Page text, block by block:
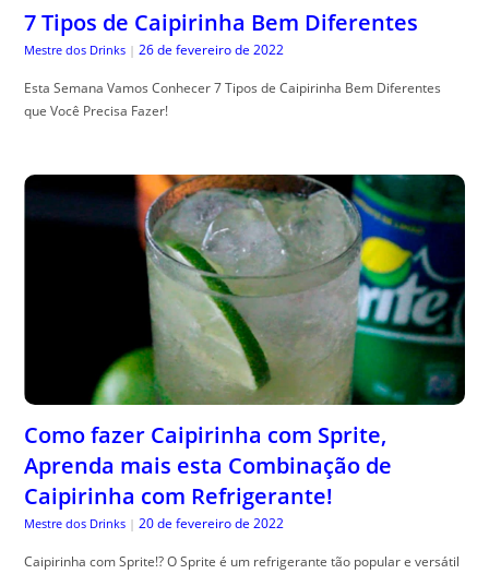
7 Tipos de Caipirinha Bem Diferentes
Mestre dos Drinks | 26 de fevereiro de 2022
Esta Semana Vamos Conhecer 7 Tipos de Caipirinha Bem Diferentes
que Você Precisa Fazer!
Como fazer Caipirinha com Sprite,
Aprenda mais esta Combinação de
Caipirinha com Refrigerante!
Mestre dos Drinks | 20 de fevereiro de 2022
Caipirinha com Sprite!? O Sprite é um refrigerante tão popular e versátil